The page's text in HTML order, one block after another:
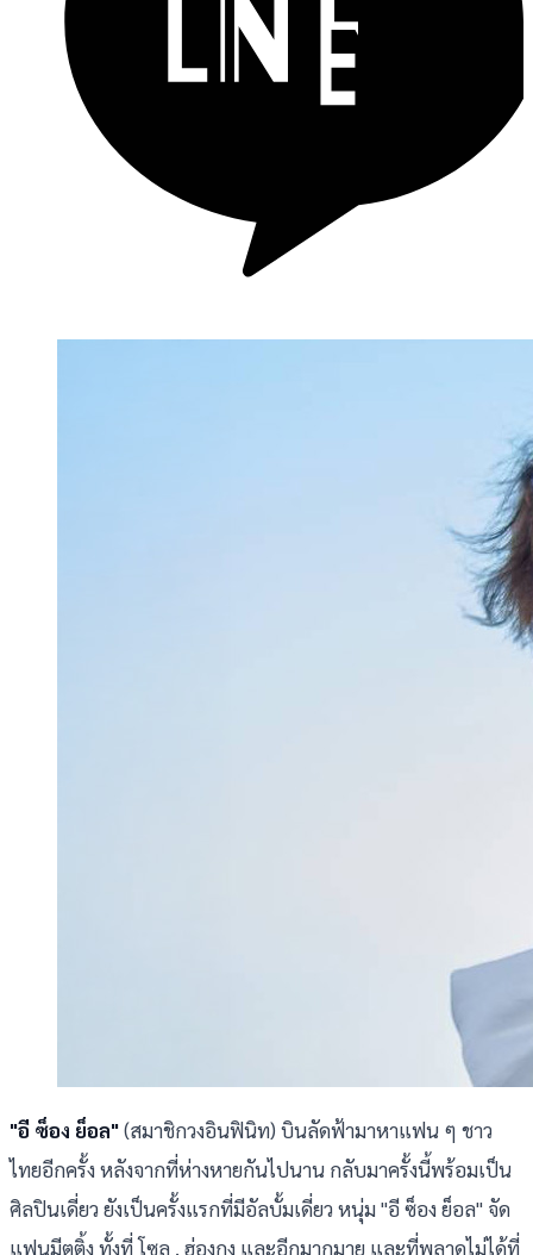
"อี ซ็อง ย็อล"(สมาชิกวงอินฟินิท) บินลัดฟ้ามาหาแฟน ๆ ชาว
ไทยอีกครั้ง หลังจากที่ห่างหายกันไปนาน กลับมาครั้งนี้พร้อมเป็น
ศิลปินเดี่ยว ยังเป็นครั้งแรกที่มีอัลบั้มเดี่ยว หนุ่ม "อี ซ็อง ย็อล" จัด
แฟนมีตติ้ง ทั้งที่ โซล , ฮ่องกง และอีกมากมาย และที่พลาดไม่ได้ที่